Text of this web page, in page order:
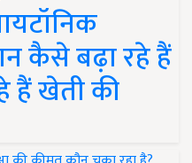
कैसे बढ़ा रहे हैं
हैं खेती की